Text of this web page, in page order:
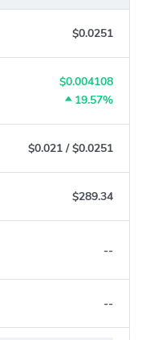
$0.0251
$0.004108
19.57%
$0.021 /$0.0251
$289.34
--
--